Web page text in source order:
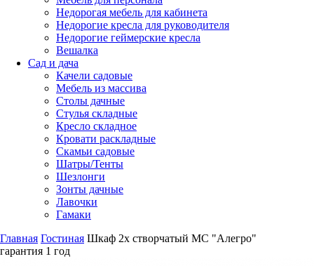
Недорогая мебель для кабинета
Недорогие кресла для руководителя
Недорогие геймерские кресла
Вешалка
Сад и дача
Качели садовые
Мебель из массива
Столы дачные
Стулья складные
Кресло складное
Кровати раскладные
Скамьи садовые
Шатры/Тенты
Шезлонги
Зонты дачные
Лавочки
Гамаки
Главная Гостиная Шкаф 2х створчатый МС "Алегро"
гарантия 1 год